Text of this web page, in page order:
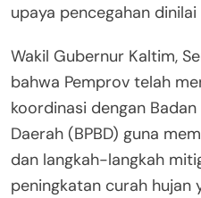
upaya pencegahan
Wakil Gubernur Kaltim,
bahwa Pemprov telah
koordinasi dengan
Daerah (BPBD) guna
dan langkah-langkah
peningkatan curah hujan